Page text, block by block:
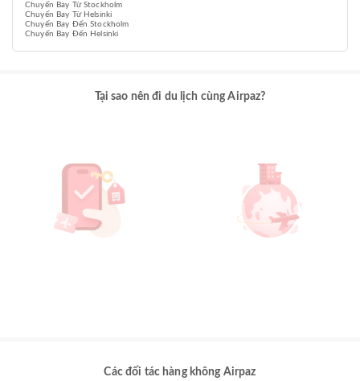
Chuyến Bay Từ Stockholm
Chuyến Bay Từ Helsinki
Chuyến Bay Đến Stockholm
Chuyến Bay Đến Helsinki
Tại sao nên đi du lịch cùng Airpaz?
Các đối tác hàng không Airpaz